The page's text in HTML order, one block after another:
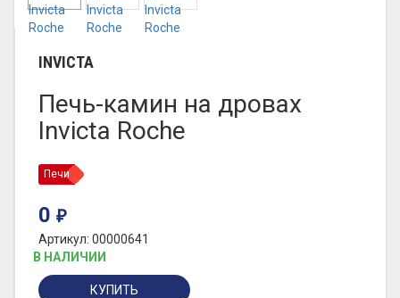
INVICTA
Печь-камин на дровах
Invicta Roche
Печи
0 ₽
Артикул: 00000641
В НАЛИЧИИ
КУПИТЬ